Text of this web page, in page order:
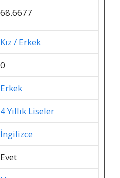
68.6677
Kız / Erkek
0
Erkek
4 Yıllık Liseler
İngilizce
Evet